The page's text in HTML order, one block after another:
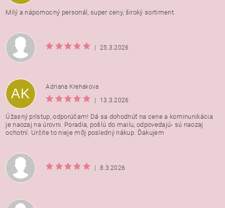
Milý a nápomocný personál, super ceny, široký sortiment.
| 25.3.2026
AK
Adriana Krehakova
|
13.3.2026
Úžasný prístup, odporúčam! Dá sa dohodnúť na cene a kominunikácia
je naozaj na úrovni. Poradia, pošlú do mailu, odpovedajú- sú naozaj
ochotní. Určite to nieje môj posledný nákup. Ďakujem
| 8.3.2026